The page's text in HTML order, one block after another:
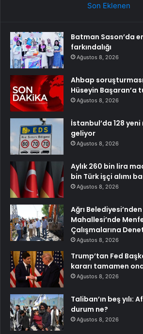
Son Eklenen
Batman Sason’da
farkındalığı
Ağustos 8, 2026
Ahbap
Hüseyin
Ağustos 8, 2026
İstanbul’da 128
geliyor
Ağustos 8, 2026
Aylık 260 bin lira
bin Türk işçi alımı
Ağustos 8, 2026
Ağrı
Mahallesi’nde
Çalışmalarına
Ağustos 8, 2026
Trump’tan Fed
kararı tamamen
Ağustos 8, 2026
Taliban’ın beş yılı:
durum ne?
Ağustos 8, 2026